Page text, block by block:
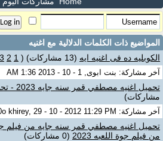
المواضيع ذات الكلمات الدلالية مع اغنيه
الكوبليه ده فى اغنيه ايه (13 مشاركات) (
1
2
3
آخر مشاركة: بنت ابوى, 1 - 10 - 2013 1:36 AM
تحميل اغنيه مصطفي قمر سنه جايه 2023 - تحميل اغنية سنه جاية 2023
مشاركات)
آخر مشاركة: 7mo0o khirey, 29 - 10 - 2012 11:29 PM
تحميل اغنيه مصطفي قمر سنه جايه من فيلم
من فيلم جوة اللعبه 2023
(0 مشاركات)